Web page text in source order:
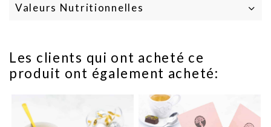
Valeurs Nutritionnelles
Les clients qui ont acheté ce
produit ont également acheté: